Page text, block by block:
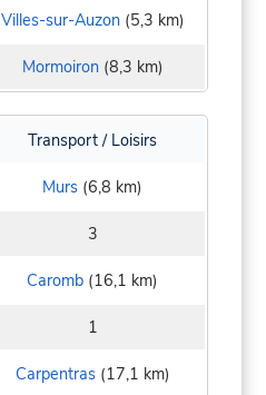
Villes-sur-Auzon(5,3 km)
Mormoiron(8,3 km)
Transport / Loisirs
Murs (6,8 km)
3
Caromb (16,1 km)
1
Carpentras(17,1 km)